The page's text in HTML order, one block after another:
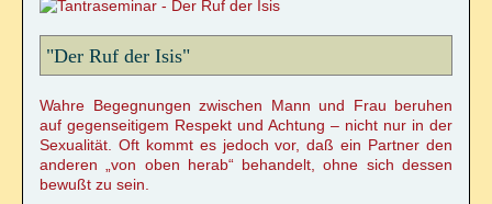
"Der Ruf der Isis"
Wahre Begegnungen zwischen Mann und Frau beruhen
auf gegenseitigem Respekt und Achtung – nicht nur in der
Sexualität. Oft kommt es jedoch vor, daß ein Partner den
anderen „von oben herab“ behandelt, ohne sich dessen
bewußt zu sein.